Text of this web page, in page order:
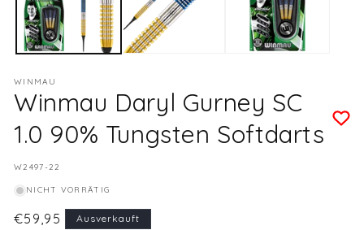
WINMAU
Winmau Daryl Gurney SC
1.0 90% Tungsten Softdarts
SKU:
W2497-22
NICHT VORRÄTIG
Normaler
€59,95 Ausverkauft